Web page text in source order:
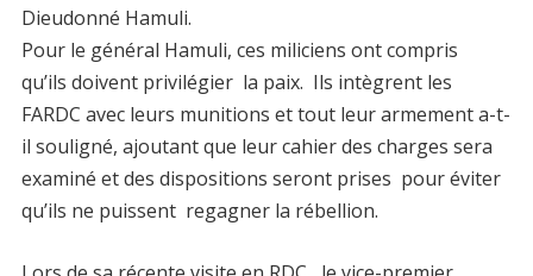
Dieudonné Hamuli.
Pour le général Hamuli, ces miliciens ont compris
qu’ils doivent privilégier la paix. Ils intègrent les
FARDC avec leurs munitions et tout leur armement a-t-
il souligné, ajoutant que leur cahier des charges sera
examiné et des dispositions seront prises pour éviter
qu’ils ne puissent regagner la rébellion.